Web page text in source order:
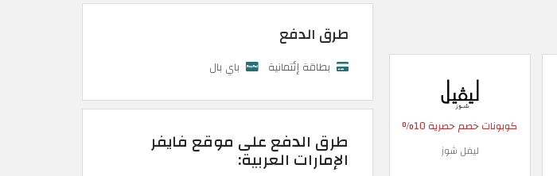
كوبونات خصم حصرية 10%
ليفل شوز
طرق الدفع
بطاقة إئتمانية باي بال
طرق الدفع على موقع فايفر
الإمارات العربية: